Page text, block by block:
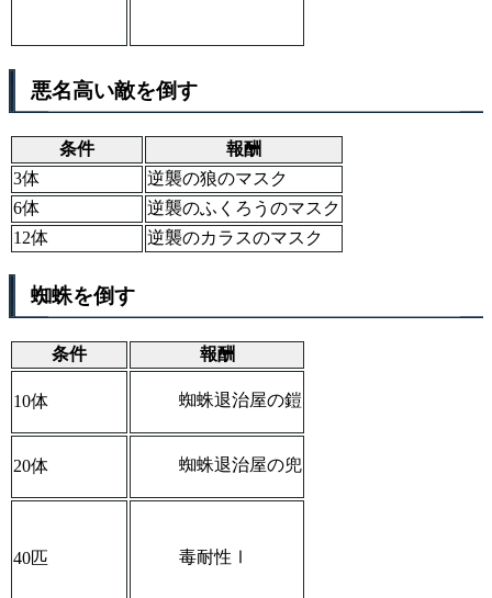
悪名高い敵を倒す
条件
報酬
3体
逆襲の狼のマスク
6体
逆襲のふくろうのマスク
12体
逆襲のカラスのマスク
蜘蛛を倒す
条件 報酬
10体 蜘蛛退治屋の鎧
20体 蜘蛛退治屋の兜
40匹 毒耐性Ⅰ